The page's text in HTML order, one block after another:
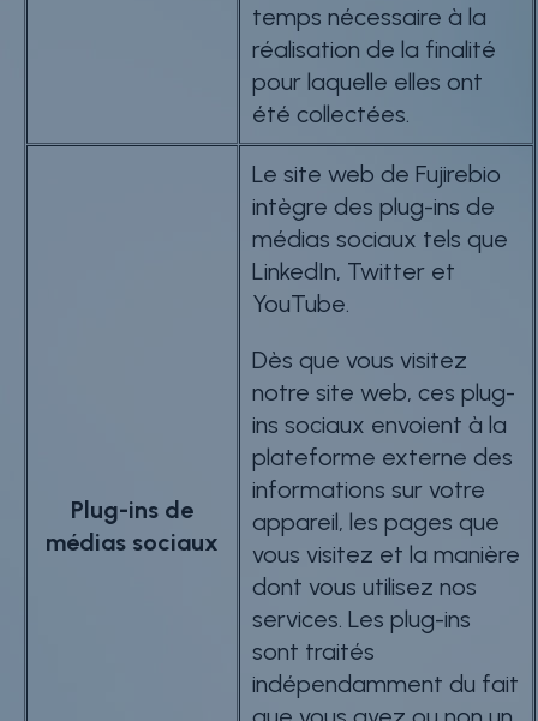
temps nécessaire à la
réalisation de la finalité
pour laquelle elles ont
été collectées.
Plug-ins de
médias sociaux
Le site web de Fujirebio
intègre des plug-ins de
médias sociaux tels que
LinkedIn, Twitter et
YouTube.
Dès que vous visitez
notre site web, ces plug-
ins sociaux envoient à la
plateforme externe des
informations sur votre
appareil, les pages que
vous visitez et la manière
dont vous utilisez nos
services. Les plug-ins
sont traités
indépendamment du fait